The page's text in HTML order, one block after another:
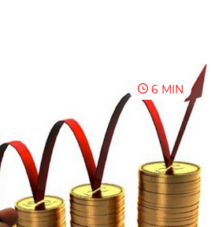
6 MIN